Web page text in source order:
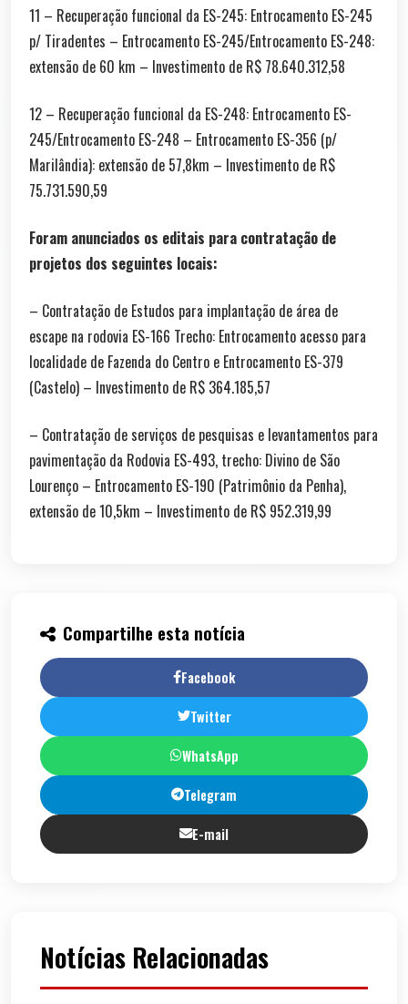
11 – Recuperação funcional da ES-245: Entrocamento ES-245
p/ Tiradentes – Entrocamento ES-245/Entrocamento ES-248:
extensão de 60 km – Investimento de R$ 78.640.312,58
12 – Recuperação funcional da ES-248: Entrocamento ES-
245/Entrocamento ES-248 – Entrocamento ES-356 (p/
Marilândia): extensão de 57,8km – Investimento de R$
75.731.590,59
Foram anunciados os editais para contratação de
projetos dos seguintes locais:
– Contratação de Estudos para implantação de área de
escape na rodovia ES-166 Trecho: Entrocamento acesso para
localidade de Fazenda do Centro e Entrocamento ES-379
(Castelo) – Investimento de R$ 364.185,57
– Contratação de serviços de pesquisas e levantamentos para
pavimentação da Rodovia ES-493, trecho: Divino de São
Lourenço – Entrocamento ES-190 (Patrimônio da Penha),
extensão de 10,5km – Investimento de R$ 952.319,99
Compartilhe esta notícia
Facebook
Twitter
WhatsApp
Telegram
E-mail
Notícias Relacionadas